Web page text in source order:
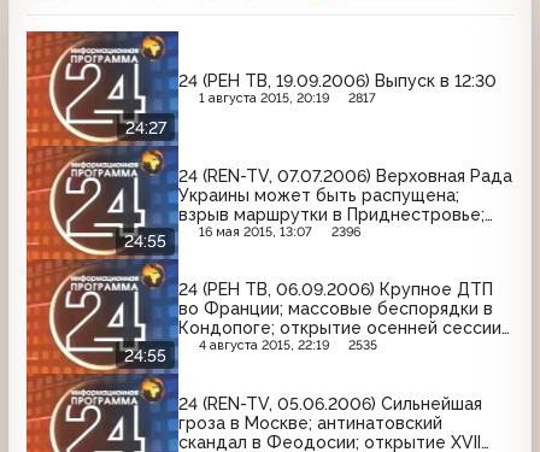
24:27
24 (РЕН ТВ, 19.09.2006) Выпуск в 12:30
1 августа 2015, 20:19 2817
24:55
24 (REN-TV, 07.07.2006) Верховная Рада
Украины может быть распущена;
взрыв маршрутки в Приднестровье;
годовщина терактов в Лондоне
16 мая 2015, 13:07 2396
24:55
24 (РЕН ТВ, 06.09.2006) Крупное ДТП
во Франции; массовые беспорядки в
Кондопоге; открытие осенней сессии
Госдумы
4 августа 2015, 22:19 2535
24 (REN-TV, 05.06.2006) Сильнейшая
гроза в Москве; антинатовский
скандал в Феодосии; открытие XVII